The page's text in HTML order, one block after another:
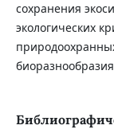
сохранения
экологических